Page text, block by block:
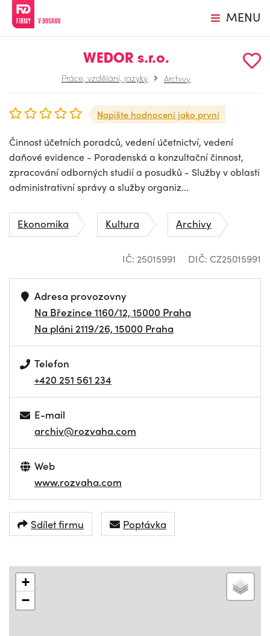
MENU
WEDOR s.r.o.
Práce, vzdělání, jazyky Archivy
Napište hodnocení jako první
Činnost účetních poradců, vedení účetnictví, vedení
daňové evidence - Poradenská a konzultační činnost,
zpracování odborných studií a posudků - Služby v oblasti
administrativní správy a služby organiz...
Ekonomika Kultura Archivy
IČ: 25015991 DIČ: CZ25015991
Adresa provozovny
Na Březince 1160/12, 15000 Praha
Na pláni 2119/26, 15000 Praha
Telefon
+420 251 561 234
E-mail
archiv@rozvaha.com
Web
www.rozvaha.com
Sdílet firmu Poptávka
+
−